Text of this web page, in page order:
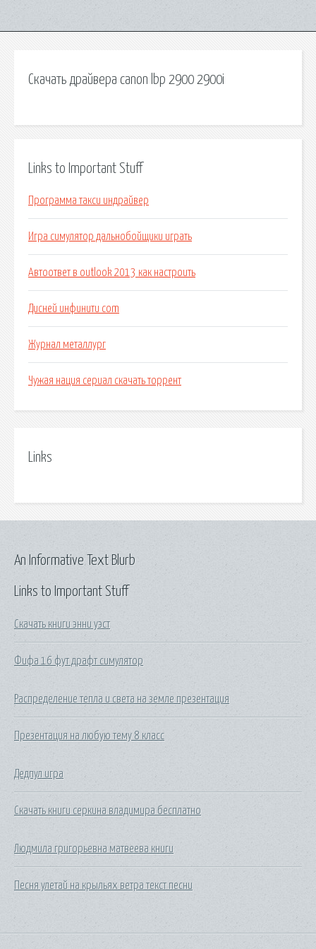
Скачать драйвера canon lbp 2900 2900i
Links to Important Stuff
Программа такси индрайвер
Игра симулятор дальнобойщики играть
Автоответ в outlook 2013 как настроить
Дисней инфинити com
Журнал металлург
Чужая нация сериал скачать торрент
Links
Links to Important Stuff
Скачать книги энни уэст
Фифа 16 фут драфт симулятор
Распределение тепла и света на земле презентация
Презентация на любую тему 8 класс
Дедпул игра
Скачать книги серкина владимира бесплатно
Людмила григорьевна матвеева книги
Песня улетай на крыльях ветра текст песни
An Informative Text Blurb